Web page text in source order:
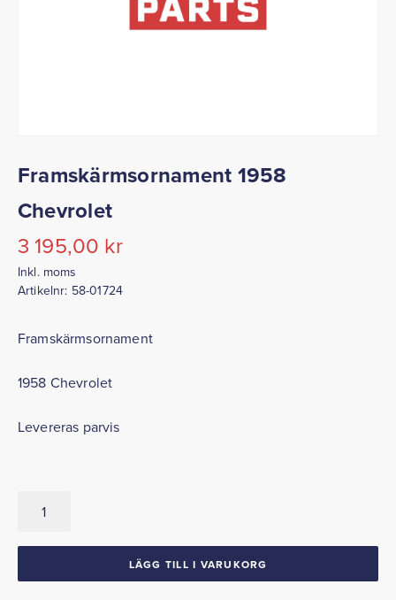
Framskärmsornament 1958
Chevrolet
3 195,00 kr
Inkl. moms
Artikelnr: 58-01724
Framskärmsornament
1958 Chevrolet
Levereras parvis
LÄGG TILL I VARUKORG